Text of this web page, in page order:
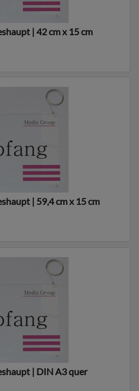
| 42 cm x 15 cm
| 59,4 cm x 15 cm
| DIN A3 quer